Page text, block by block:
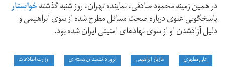
در همین زمینه محمود صادقی، نماینده تهران، روز شنبه گذشتهخواستار
پاسخگویی علوی درباره صحت مسائل مطرح شده از سوی ابراهیمی و
دلیل آزادشدن او از سوی نهادهای امنیتی ایران شده بود.
علی مطهری مازیار ابراهیمی ترور دانشمندان هسته‌ای وزارت اطلاعات